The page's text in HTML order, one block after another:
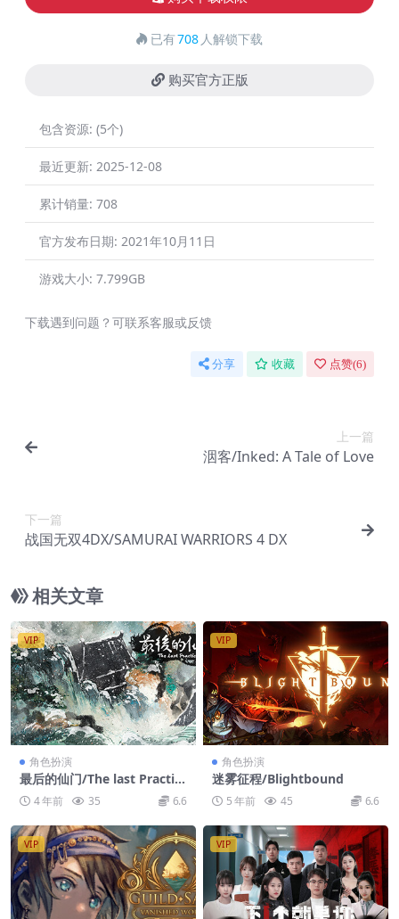
已有708 人解锁下载
购买官方正版
包含资源: (5个)
最近更新: 2025-12-08
累计销量: 708
官方发布日期: 2021年10月11日
游戏大小: 7.799GB
下载遇到问题？可联系客服或反馈
分享 收藏 点赞(6)
上一篇
洇客/Inked: A Tale of Love
下一篇
战国无双4DX/SAMURAI WARRIORS 4 DX
相关文章
VIP
角色扮演
最后的仙门/The last Practic
e Sect
4 年前 35 6.6
VIP
角色扮演
迷雾征程/Blightbound
5 年前 45 6.6
VIP VIP